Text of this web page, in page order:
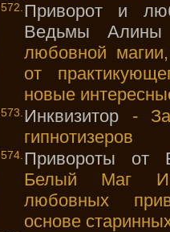
572. Приворот и
Ведьмы Алины
любовной
от
новые
573. Инквизитор -
гипнотизеров
574. Привороты от
Белый Маг
любовных
основе